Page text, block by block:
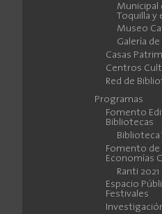
Municipal
Toquilla y
Museo
Galería de
Casas
Centros
Red de
Programas
Fomento
Bibliotecas
Biblioteca
Fomento de
Economías
Ranti 2021
Espacio
Festivales